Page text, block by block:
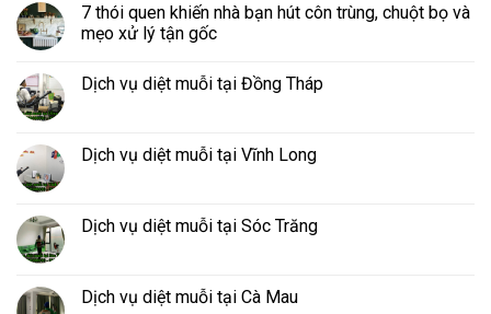
7 thói quen khiến nhà bạn hút côn trùng, chuột bọ và
mẹo xử lý tận gốc
Dịch vụ diệt muỗi tại Đồng Tháp
Dịch vụ diệt muỗi tại Vĩnh Long
Dịch vụ diệt muỗi tại Sóc Trăng
Dịch vụ diệt muỗi tại Cà Mau